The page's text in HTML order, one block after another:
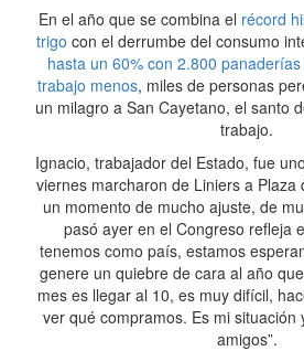
En el año que se combina el récord
trigo con el derrumbe del consumo
hasta un 60% con 2.800
trabajo menos, miles de personas
un milagro a San Cayetano, el santo
trabajo.
Ignacio, trabajador del Estado, fue
viernes marcharon de Liniers a Plaza
un momento de mucho ajuste, de
pasó ayer en el Congreso refleja
tenemos como país, estamos
genere un quiebre de cara al año
mes es llegar al 10, es muy difícil,
ver qué compramos. Es mi situación
amigos”.